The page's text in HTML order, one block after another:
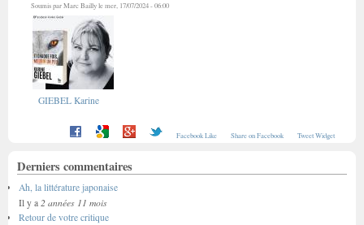
Soumis parMarc Baillyle mer, 17/07/2024 - 06:00
GIEBEL Karine
Facebook Like Share on Facebook Tweet Widget
Derniers commentaires
Ah, la littérature japonaise
Il y a 2 années 11 mois
Retour de votre critique